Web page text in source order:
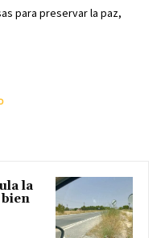
para preservar la paz,
la